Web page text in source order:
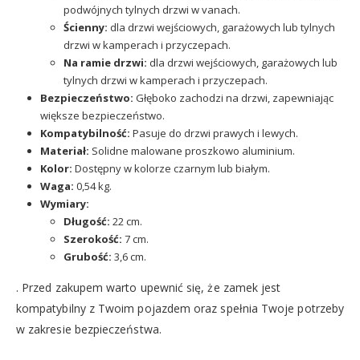
podwójnych tylnych drzwi w vanach.
Ścienny: dla drzwi wejściowych, garażowych lub tylnych
drzwi w kamperach i przyczepach.
Na ramie drzwi: dla drzwi wejściowych, garażowych lub
tylnych drzwi w kamperach i przyczepach.
Bezpieczeństwo: Głęboko zachodzi na drzwi, zapewniając
większe bezpieczeństwo.
Kompatybilność: Pasuje do drzwi prawych i lewych.
Materiał: Solidne malowane proszkowo aluminium.
Kolor: Dostępny w kolorze czarnym lub białym.
Waga: 0,54 kg.
Wymiary:
Długość: 22 cm.
Szerokość: 7 cm.
Grubość: 3,6 cm.
. Przed zakupem warto upewnić się, że zamek jest
kompatybilny z Twoim pojazdem oraz spełnia Twoje potrzeby
w zakresie bezpieczeństwa.